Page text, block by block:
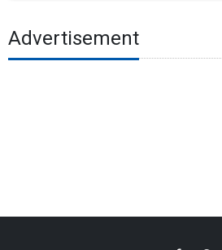
Advertisement